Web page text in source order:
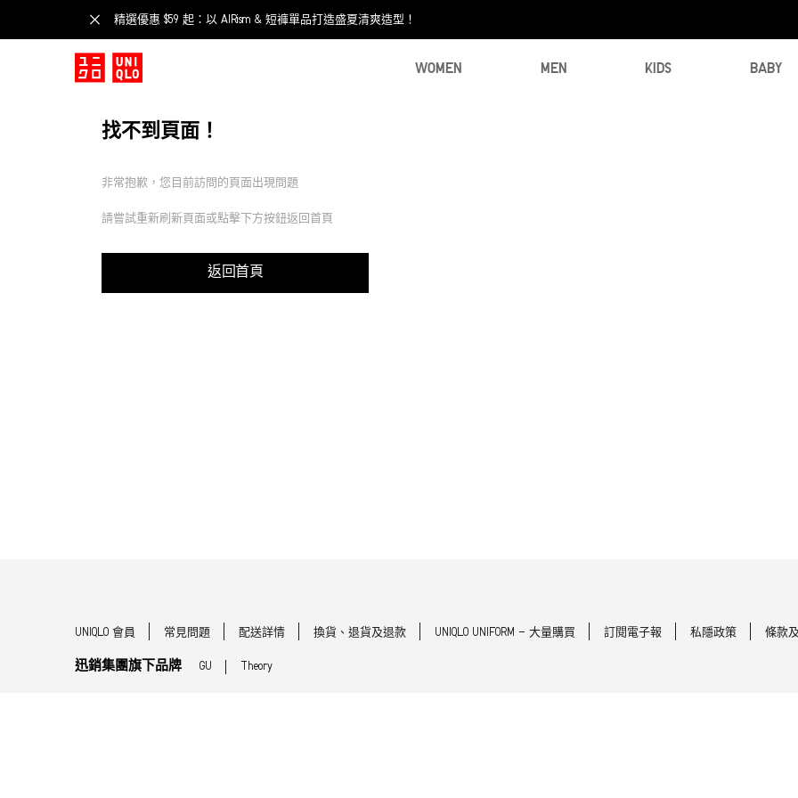
精選優惠 $59 起：以 AIRism & 短褲單品打造盛夏清爽造型！
WOMEN MEN KIDS BABY
找不到頁面！
非常抱歉，您目前訪問的頁面出現問題
請嘗試重新刷新頁面或點擊下方按鈕返回首頁
返回首頁
UNIQLO 會員 常見問題 配送詳情 換貨、退貨及退款 UNIQLO UNIFORM - 大量購買 訂閱電子報 私隱政策 條款
迅銷集團旗下品牌 GU Theory